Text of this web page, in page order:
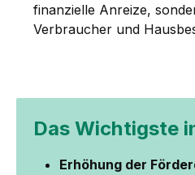
finanzielle Anreize,
Verbraucher und
Das Wichtigste
Erhöhung der